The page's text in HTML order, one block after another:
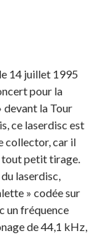
14 juillet 1995
pour la
devant la Tour
ce laserdisc est
collector, car il
tout petit tirage.
laserdisc,
» codée sur
un fréquence
de 44,1 kHz,